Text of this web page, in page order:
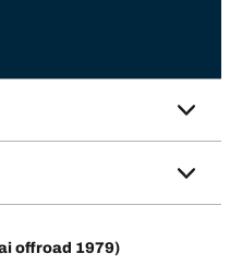
offroad 1979)